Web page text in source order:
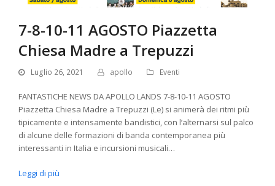
7-8-10-11 AGOSTO Piazzetta
Chiesa Madre a Trepuzzi
Luglio 26, 2021 apollo Eventi
FANTASTICHE NEWS DA APOLLO LANDS 7-8-10-11 AGOSTO
Piazzetta Chiesa Madre a Trepuzzi (Le) si animerà dei ritmi più
tipicamente e intensamente bandistici, con l’alternarsi sul palco
di alcune delle formazioni di banda contemporanea più
interessanti in Italia e incursioni musicali…
Leggi di più